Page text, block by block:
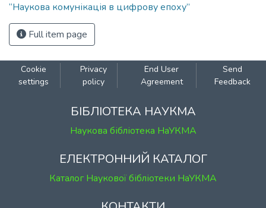
“Наукова комунікація в цифрову епоху”
Full item page
Cookie
settings
Privacy
policy
End User
Agreement
Send
Feedback
БІБЛІОТЕКА НАУКМА
Наукова бібліотека НаУКМА
ЕЛЕКТРОННИЙ КАТАЛОГ
Каталог Наукової бібліотеки НаУКМА